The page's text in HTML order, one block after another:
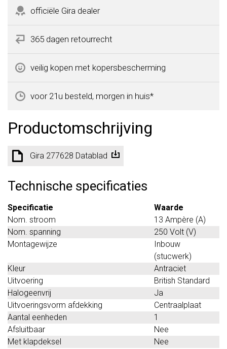
officiële Gira dealer
365 dagen retourrecht
veilig kopen met kopersbescherming
voor 21u besteld, morgen in huis*
Productomschrijving
Gira 277628 Datablad
Technische specificaties
Specificatie
Waarde
Nom. stroom
13 Ampère (A)
Nom. spanning
250 Volt (V)
Montagewijze
Inbouw
(stucwerk)
Kleur
Antraciet
Uitvoering
British Standard
Halogeenvrij
Ja
Uitvoeringsvorm afdekking
Centraalplaat
Aantal eenheden
1
Afsluitbaar
Nee
Met klapdeksel
Nee